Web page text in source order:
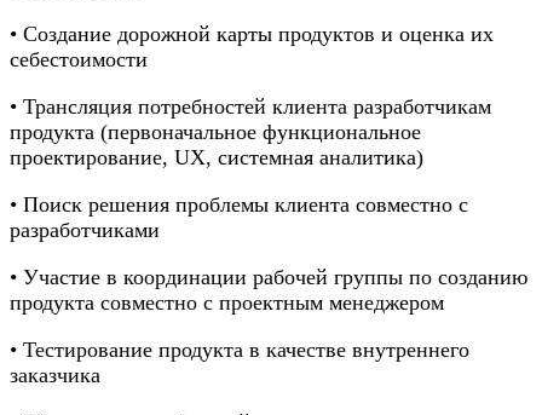
• Создание дорожной карты продуктов и оценка их
себестоимости
• Трансляция потребностей клиента разработчикам
продукта (первоначальное функциональное
проектирование, UX, системная аналитика)
• Поиск решения проблемы клиента совместно с
разработчиками
• Участие в координации рабочей группы по созданию
продукта совместно с проектным менеджером
• Тестирование продукта в качестве внутреннего
заказчика